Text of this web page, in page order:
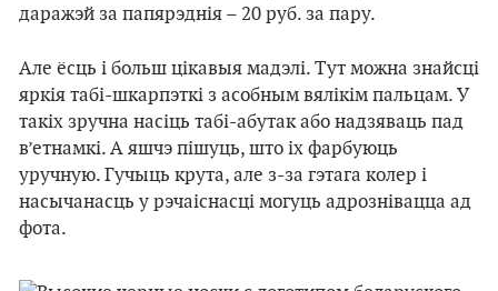
даражэй за папярэднія – 20 руб. за пару.
Але ёсць і больш цікавыя мадэлі. Тут можна знайсці
яркія табі-шкарпэткі з асобным вялікім пальцам. У
такіх зручна насіць табі-абутак або надзяваць пад
в’етнамкі. А яшчэ пішуць, што іх фарбуюць
уручную. Гучыць крута, але з-за гэтага колер і
насычанасць у рэчаіснасці могуць адрознівацца ад
фота.